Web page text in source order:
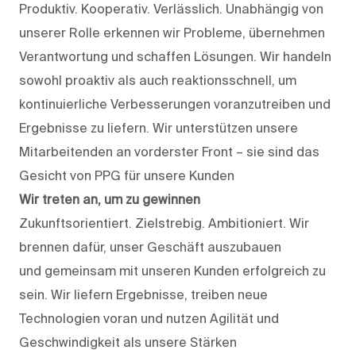
Produktiv. Kooperativ. Verlässlich. Unabhängig von
unserer Rolle erkennen wir Probleme, übernehmen
Verantwortung und schaffen Lösungen. Wir handeln
sowohl proaktiv als auch reaktionsschnell, um
kontinuierliche Verbesserungen voranzutreiben und
Ergebnisse zu liefern. Wir unterstützen unsere
Mitarbeitenden an vorderster Front – sie sind das
Gesicht von PPG für unsere Kunden
Wir treten an, um zu gewinnen
Zukunftsorientiert. Zielstrebig. Ambitioniert. Wir
brennen dafür, unser Geschäft auszubauen
und gemeinsam mit unseren Kunden erfolgreich zu
sein. Wir liefern Ergebnisse, treiben neue
Technologien voran und nutzen Agilität und
Geschwindigkeit als unsere Stärken